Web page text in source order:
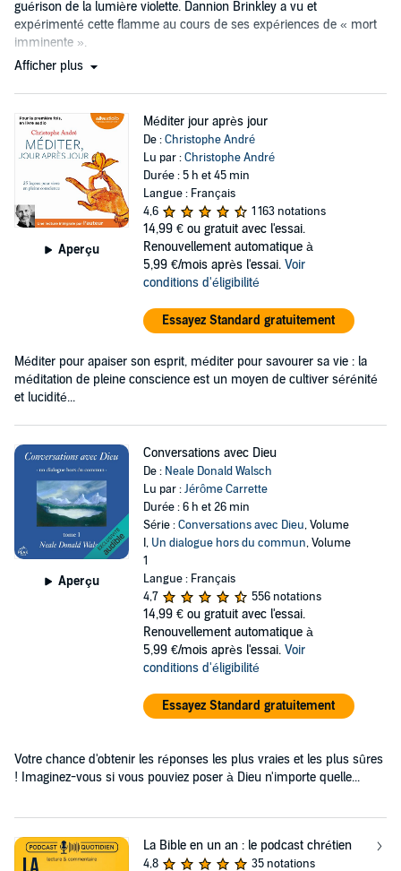
guérison de la lumière violette. Dannion Brinkley a vu et
expérimenté cette flamme au cours de ses expériences de « mort
imminente ».
Afficher plus
Aperçu
Méditer jour après jour
De :Christophe André
Lu par :Christophe André
Durée : 5 h et 45 min
Langue : Français
4,6
1 163 notations
14,99 € ou gratuit avec l'essai.
Renouvellement automatique à
5,99 €/mois après l'essai. Voir
conditions d'éligibilité
Essayez Standard gratuitement
Méditer pour apaiser son esprit, méditer pour savourer sa vie : la
méditation de pleine conscience est un moyen de cultiver sérénité
et lucidité...
Aperçu
Conversations avec Dieu
De : Neale Donald Walsch
Lu par :Jérôme Carrette
Durée : 6 h et 26 min
Série :Conversations avec Dieu, Volume
I, Un dialogue hors du commun, Volume
1
Langue : Français
4,7
556 notations
14,99 € ou gratuit avec l'essai.
Renouvellement automatique à
5,99 €/mois après l'essai. Voir
conditions d'éligibilité
Essayez Standard gratuitement
Votre chance d'obtenir les réponses les plus vraies et les plus sûres
! Imaginez-vous si vous pouviez poser à Dieu n'importe quelle...
La Bible en un an : le podcast chrétien
4,8 35 notations